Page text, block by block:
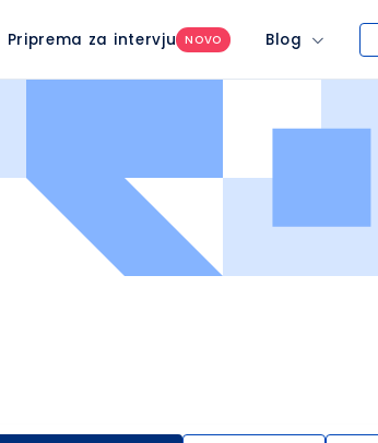
Priprema za intervju NOVO Blog